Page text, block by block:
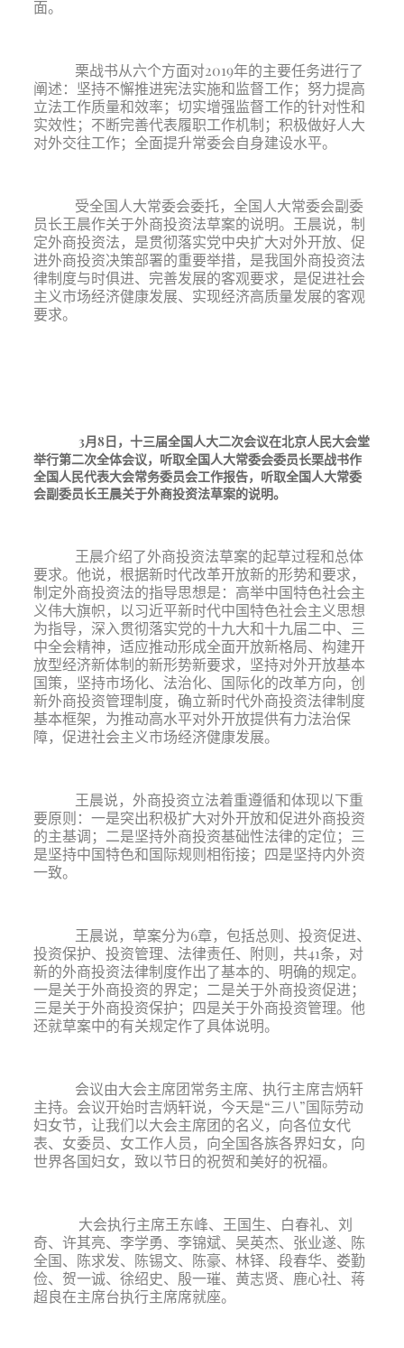
面。
栗战书从六个方面对2019年的主要任务进行了
阐述：坚持不懈推进宪法实施和监督工作；努力提高
立法工作质量和效率；切实增强监督工作的针对性和
实效性；不断完善代表履职工作机制；积极做好人大
对外交往工作；全面提升常委会自身建设水平。
受全国人大常委会委托，全国人大常委会副委
员长王晨作关于外商投资法草案的说明。王晨说，制
定外商投资法，是贯彻落实党中央扩大对外开放、促
进外商投资决策部署的重要举措，是我国外商投资法
律制度与时俱进、完善发展的客观要求，是促进社会
主义市场经济健康发展、实现经济高质量发展的客观
要求。
3月8日，十三届全国人大二次会议在北京人民大会堂
举行第二次全体会议，听取全国人大常委会委员长栗战书作
全国人民代表大会常务委员会工作报告，听取全国人大常委
会副委员长王晨关于外商投资法草案的说明。
王晨介绍了外商投资法草案的起草过程和总体
要求。他说，根据新时代改革开放新的形势和要求，
制定外商投资法的指导思想是：高举中国特色社会主
义伟大旗帜，以习近平新时代中国特色社会主义思想
为指导，深入贯彻落实党的十九大和十九届二中、三
中全会精神，适应推动形成全面开放新格局、构建开
放型经济新体制的新形势新要求，坚持对外开放基本
国策，坚持市场化、法治化、国际化的改革方向，创
新外商投资管理制度，确立新时代外商投资法律制度
基本框架，为推动高水平对外开放提供有力法治保
障，促进社会主义市场经济健康发展。
王晨说，外商投资立法着重遵循和体现以下重
要原则：一是突出积极扩大对外开放和促进外商投资
的主基调；二是坚持外商投资基础性法律的定位；三
是坚持中国特色和国际规则相衔接；四是坚持内外资
一致。
王晨说，草案分为6章，包括总则、投资促进、
投资保护、投资管理、法律责任、附则，共41条，对
新的外商投资法律制度作出了基本的、明确的规定。
一是关于外商投资的界定；二是关于外商投资促进；
三是关于外商投资保护；四是关于外商投资管理。他
还就草案中的有关规定作了具体说明。
会议由大会主席团常务主席、执行主席吉炳轩
主持。会议开始时吉炳轩说，今天是“三八”国际劳动
妇女节，让我们以大会主席团的名义，向各位女代
表、女委员、女工作人员，向全国各族各界妇女，向
世界各国妇女，致以节日的祝贺和美好的祝福。
大会执行主席王东峰、王国生、白春礼、刘
奇、许其亮、李学勇、李锦斌、吴英杰、张业遂、陈
全国、陈求发、陈锡文、陈豪、林铎、段春华、娄勤
俭、贺一诚、徐绍史、殷一璀、黄志贤、鹿心社、蒋
超良在主席台执行主席席就座。